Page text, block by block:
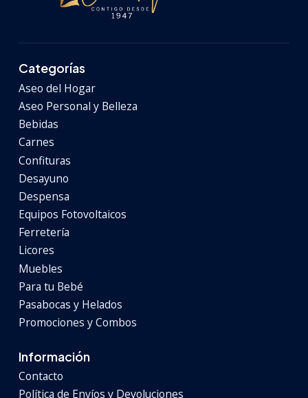
Categorías
Aseo del Hogar
Aseo Personal y Belleza
Bebidas
Carnes
Confituras
Desayuno
Despensa
Equipos Fotovoltaicos
Ferretería
Licores
Muebles
Para tu Bebé
Pasabocas y Helados
Promociones y Combos
Información
Contacto
Política de Envíos y Devoluciones